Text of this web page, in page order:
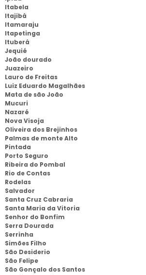
Itabela
Itajibá
Itamaraju
Itapetinga
Ituberá
Jequié
João dourado
Juazeiro
Lauro de Freitas
Luiz Eduardo Magalhães
Mata de são João
Mucuri
Nazaré
Nova Visoja
Oliveira dos Brejinhos
Palmas de monte Alto
Pintada
Porto Seguro
Ribeira do Pombal
Rio de Contas
Rodelas
Salvador
Santa Cruz Cabraria
Santa Maria da Vitoria
Senhor do Bonfim
Serra Dourada
Serrinha
Simões Filho
São Desiderio
São Felipe
São Gonçalo dos Santos